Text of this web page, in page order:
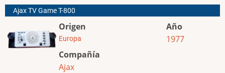
Ajax TV Game T-800
Origen
Europa
Compañía
Ajax
Año
1977